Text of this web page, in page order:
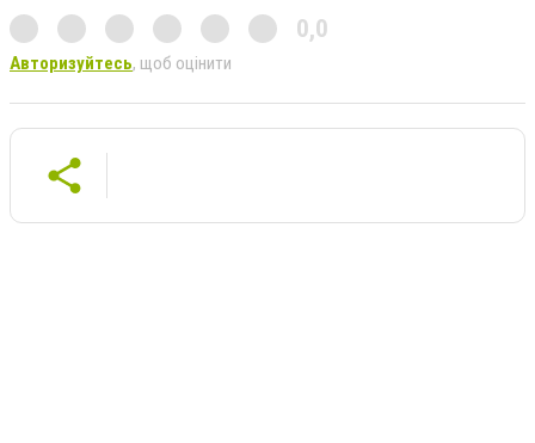
0,0
Авторизуйтесь, щоб оцінити